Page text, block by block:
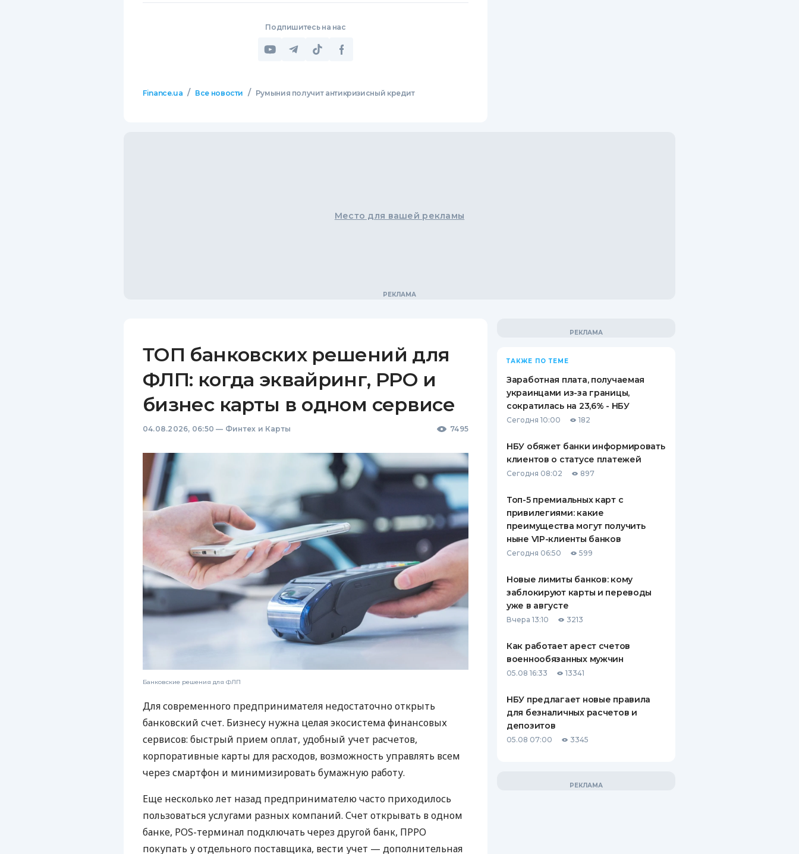
Подпишитесь на нас
Finance.ua / Все новости / Румыния получит антикризисный кредит
Место для вашей рекламы
ТОП банковских решений для
ФЛП: когда эквайринг, РРО и
бизнес карты в одном сервисе
04.08.2026, 06:50 — Финтех и Карты 7495
Банковские решения для ФЛП
Для современного предпринимателя недостаточно открыть
банковский счет. Бизнесу нужна целая экосистема финансовых
сервисов: быстрый прием оплат, удобный учет расчетов,
корпоративные карты для расходов, возможность управлять всем
через смартфон и минимизировать бумажную работу.
Еще несколько лет назад предпринимателю часто приходилось
пользоваться услугами разных компаний. Счет открывать в одном
банке, POS-терминал подключать через другой банк, ПРРО
покупать у отдельного поставщика, вести учет — дополнительная
ТАКЖЕ ПО ТЕМЕ
Заработная плата, получаемая
украинцами из-за границы,
сократилась на 23,6% - НБУ
Сегодня 10:00 182
НБУ обяжет банки информировать
клиентов о статусе платежей
Сегодня 08:02 897
Топ-5 премиальных карт с
привилегиями: какие
преимущества могут получить
ныне VIP-клиенты банков
Сегодня 06:50 599
Новые лимиты банков: кому
заблокируют карты и переводы
уже в августе
Вчера 13:10 3213
Как работает арест счетов
военнообязанных мужчин
05.08 16:33 13341
НБУ предлагает новые правила
для безналичных расчетов и
депозитов
05.08 07:00 3345